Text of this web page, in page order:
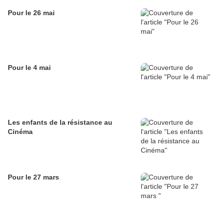
Pour le 26 mai
Pour le 4 mai
Les enfants de la résistance au
Cinéma
Pour le 27 mars